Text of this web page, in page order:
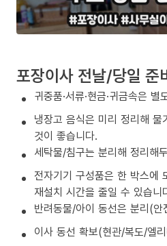
포장이사 전날/당일 준
귀중품·서류·현금·귀금속은
냉장고 음식은 미리 정리해
것이 좋습니다.
세탁물/침구는 분리해 정리해
전자기기 구성품은 한 박스에
재설치 시간을 줄일 수 있습니
반려동물/아이 동선은 분리(안
이사 동선 확보(현관/복도/엘